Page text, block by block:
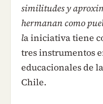
similitudes y
hermanan como
la iniciativa tiene
tres instrumentos
educacionales de
Chile.